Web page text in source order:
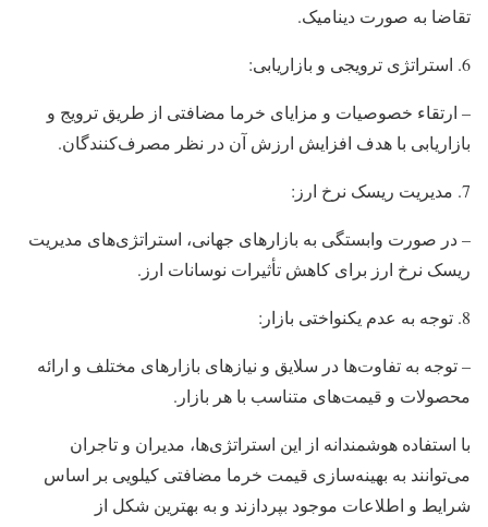
تقاضا به صورت دینامیک.
استراتژی ترویجی و بازاریابی:
– ارتقاء خصوصیات و مزایای خرما مضافتی از طریق ترویج و
بازاریابی با هدف افزایش ارزش آن در نظر مصرف‌کنندگان.
مدیریت ریسک نرخ ارز:
– در صورت وابستگی به بازارهای جهانی، استراتژی‌های مدیریت
ریسک نرخ ارز برای کاهش تأثیرات نوسانات ارز.
توجه به عدم یکنواختی بازار:
– توجه به تفاوت‌ها در سلایق و نیازهای بازارهای مختلف و ارائه
محصولات و قیمت‌های متناسب با هر بازار.
با استفاده هوشمندانه از این استراتژی‌ها، مدیران و تاجران
می‌توانند به بهینه‌سازی قیمت خرما مضافتی کیلویی بر اساس
شرایط و اطلاعات موجود بپردازند و به بهترین شکل از